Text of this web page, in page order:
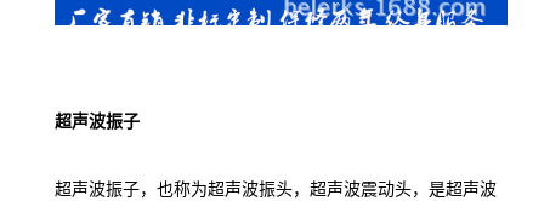
超声波振子
超声波振子，也称为超声波振头，超声波震动头，是超声波